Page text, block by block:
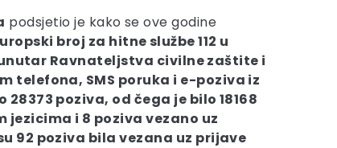
podsjetio je kako se ove godine
broj za hitne službe 112 u
unutar Ravnateljstva civilne zaštite i
telefona, SMS poruka i e-poziva iz
poziva, od čega je bilo 18168
i 8 poziva vezano uz
92 poziva bila vezana uz prijave